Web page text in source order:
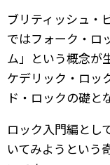
ブリティッシュ・
ではフォーク・ロ
ム」という概念が
ケデリック・ロッ
ド・ロックの礎と
ロック入門編とし
いてみようという